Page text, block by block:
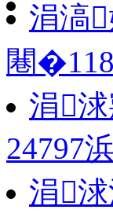
涓滈
闀
涓
24797
涓